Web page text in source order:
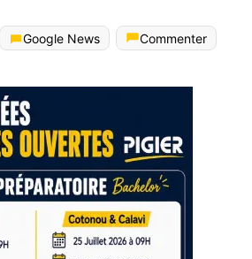
Google News
Commenter